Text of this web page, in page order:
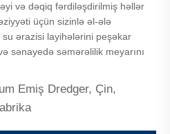
və dəqiq fərdiləşdirilmiş həllər
üçün sizinlə əl-ələ
ərazisi layihələrini peşəkar
sənayedə səmərəlilik meyarını
Emiş Dredger, Çin,